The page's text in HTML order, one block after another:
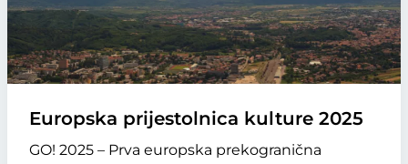
Europska prijestolnica kulture 2025
GO! 2025 – Prva europska prekogranična